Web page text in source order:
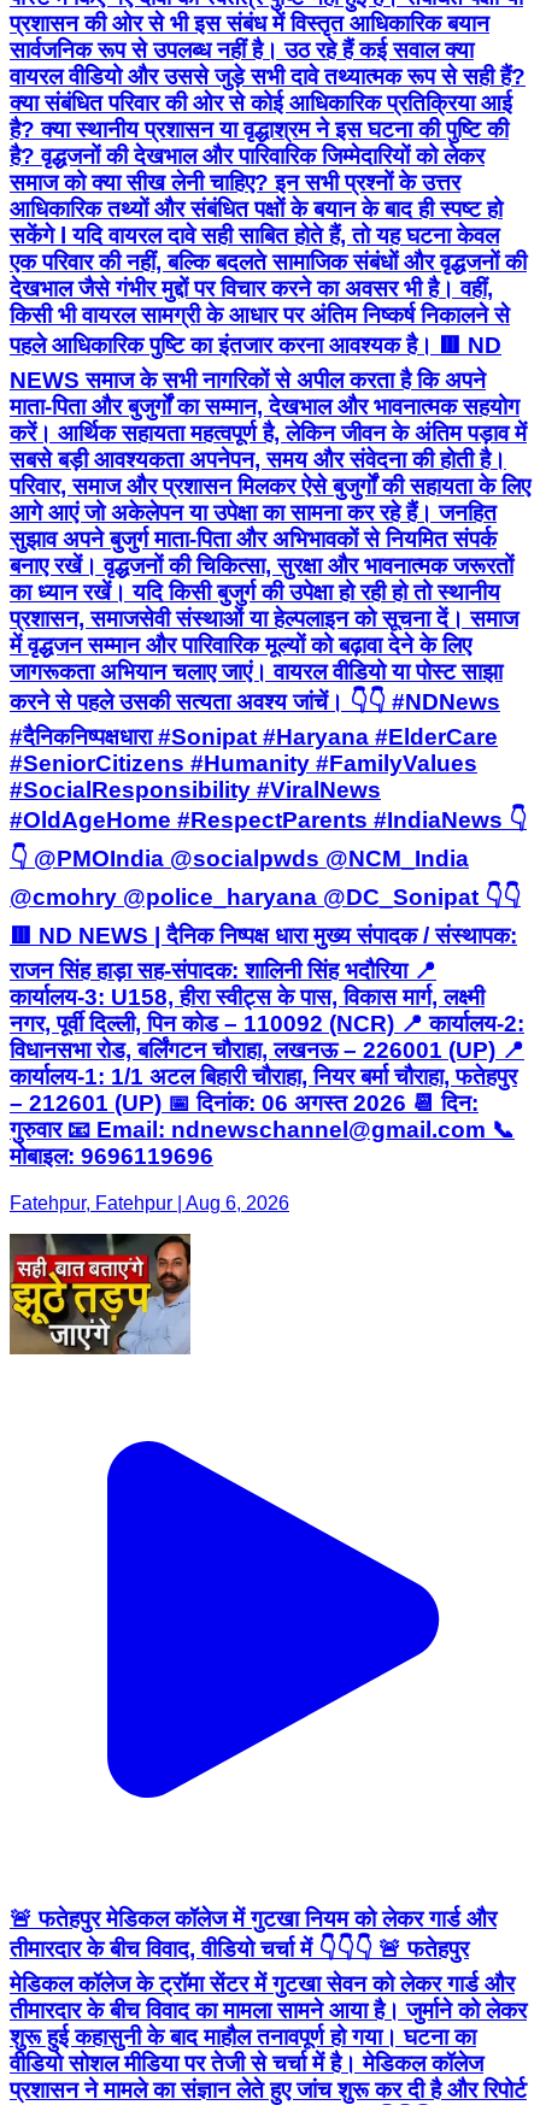
प्रशासन की ओर से भी इस संबंध में विस्तृत आधिकारिक बयान
सार्वजनिक रूप से उपलब्ध नहीं है। उठ रहे हैं कई सवाल क्या
वायरल वीडियो और उससे जुड़े सभी दावे तथ्यात्मक रूप से सही हैं?
क्या संबंधित परिवार की ओर से कोई आधिकारिक प्रतिक्रिया आई
है? क्या स्थानीय प्रशासन या वृद्धाश्रम ने इस घटना की पुष्टि की
है? वृद्धजनों की देखभाल और पारिवारिक जिम्मेदारियों को लेकर
समाज को क्या सीख लेनी चाहिए? इन सभी प्रश्नों के उत्तर
आधिकारिक तथ्यों और संबंधित पक्षों के बयान के बाद ही स्पष्ट हो
सकेंगे l यदि वायरल दावे सही साबित होते हैं, तो यह घटना केवल
एक परिवार की नहीं, बल्कि बदलते सामाजिक संबंधों और वृद्धजनों की
देखभाल जैसे गंभीर मुद्दों पर विचार करने का अवसर भी है। वहीं,
किसी भी वायरल सामग्री के आधार पर अंतिम निष्कर्ष निकालने से
पहले आधिकारिक पुष्टि का इंतजार करना आवश्यक है। 🟥 ND
NEWS समाज के सभी नागरिकों से अपील करता है कि अपने
माता-पिता और बुजुर्गों का सम्मान, देखभाल और भावनात्मक सहयोग
करें। आर्थिक सहायता महत्वपूर्ण है, लेकिन जीवन के अंतिम पड़ाव में
सबसे बड़ी आवश्यकता अपनेपन, समय और संवेदना की होती है।
परिवार, समाज और प्रशासन मिलकर ऐसे बुजुर्गों की सहायता के लिए
आगे आएं जो अकेलेपन या उपेक्षा का सामना कर रहे हैं। जनहित
सुझाव अपने बुजुर्ग माता-पिता और अभिभावकों से नियमित संपर्क
बनाए रखें। वृद्धजनों की चिकित्सा, सुरक्षा और भावनात्मक जरूरतों
का ध्यान रखें। यदि किसी बुजुर्ग की उपेक्षा हो रही हो तो स्थानीय
प्रशासन, समाजसेवी संस्थाओं या हेल्पलाइन को सूचना दें। समाज
में वृद्धजन सम्मान और पारिवारिक मूल्यों को बढ़ावा देने के लिए
जागरूकता अभियान चलाए जाएं। वायरल वीडियो या पोस्ट साझा
करने से पहले उसकी सत्यता अवश्य जांचें। 👇👇 #NDNews
#दैनिकनिष्पक्षधारा #Sonipat #Haryana #ElderCare
#SeniorCitizens #Humanity #FamilyValues
#SocialResponsibility #ViralNews
#OldAgeHome #RespectParents #IndiaNews 👇
👇 @PMOIndia @socialpwds @NCM_India
@cmohry @police_haryana @DC_Sonipat 👇👇
🟥 ND NEWS | दैनिक निष्पक्ष धारा मुख्य संपादक / संस्थापक:
राजन सिंह हाड़ा सह-संपादक: शालिनी सिंह भदौरिया 📍
कार्यालय-3: U158, हीरा स्वीट्स के पास, विकास मार्ग, लक्ष्मी
नगर, पूर्वी दिल्ली, पिन कोड – 110092 (NCR) 📍 कार्यालय-2:
विधानसभा रोड, बर्लिंगटन चौराहा, लखनऊ – 226001 (UP) 📍
कार्यालय-1: 1/1 अटल बिहारी चौराहा, नियर बर्मा चौराहा, फतेहपुर
– 212601 (UP) 📅 दिनांक: 06 अगस्त 2026 📆 दिन:
गुरुवार 📧 Email: ndnewschannel@gmail.com 📞
मोबाइल: 9696119696
Fatehpur, Fatehpur | Aug 6, 2026
🚨 फतेहपुर मेडिकल कॉलेज में गुटखा नियम को लेकर गार्ड और
तीमारदार के बीच विवाद, वीडियो चर्चा में 👇👇👇 🚨 फतेहपुर
मेडिकल कॉलेज के ट्रॉमा सेंटर में गुटखा सेवन को लेकर गार्ड और
तीमारदार के बीच विवाद का मामला सामने आया है। जुर्माने को लेकर
शुरू हुई कहासुनी के बाद माहौल तनावपूर्ण हो गया। घटना का
वीडियो सोशल मीडिया पर तेजी से चर्चा में है। मेडिकल कॉलेज
प्रशासन ने मामले का संज्ञान लेते हुए जांच शुरू कर दी है और रिपोर्ट